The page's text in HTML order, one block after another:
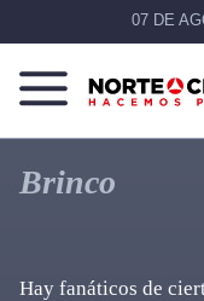
07 DE
Norte
Chihuahua
Más
que
noticias,
Brinco
Hay fanáticos de